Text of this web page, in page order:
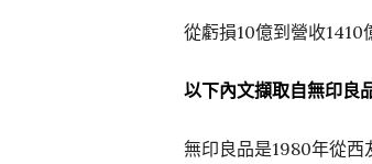
從虧損10億到營收1410
以下內文擷取自無印良
無印良品是1980年從西